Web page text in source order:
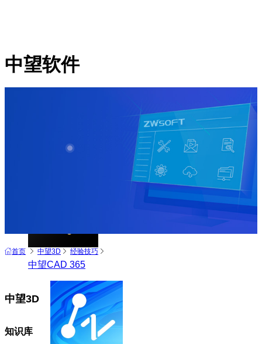
中望软件
从工具到平台 打造行业解决方案
中望CAD 365
首页 中望3D 经验技巧
中望3D
知识库